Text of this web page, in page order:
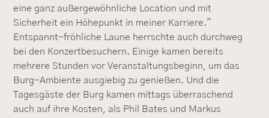
eine ganz außergewöhnliche Location und mit
Sicherheit ein Höhepunkt in meiner Karriere."
Entspannt-fröhliche Laune herrschte auch durchweg
bei den Konzertbesuchern. Einige kamen bereits
mehrere Stunden vor Veranstaltungsbeginn, um das
Burg-Ambiente ausgiebig zu genießen. Und die
Tagesgäste der Burg kamen mittags überraschend
auch auf ihre Kosten, als Phil Bates und Markus